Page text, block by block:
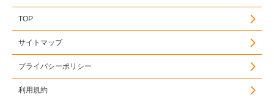
TOP
サイトマップ
プライバシーポリシー
利用規約